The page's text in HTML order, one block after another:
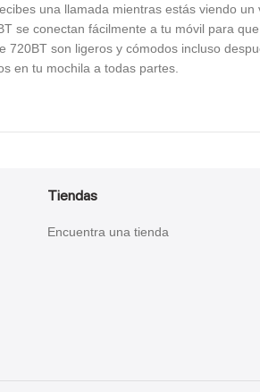
una llamada mientras estás viendo un
se conectan fácilmente a tu móvil para
720BT son ligeros y cómodos incluso
en tu mochila a todas partes.
Tiendas
Encuentra una tienda